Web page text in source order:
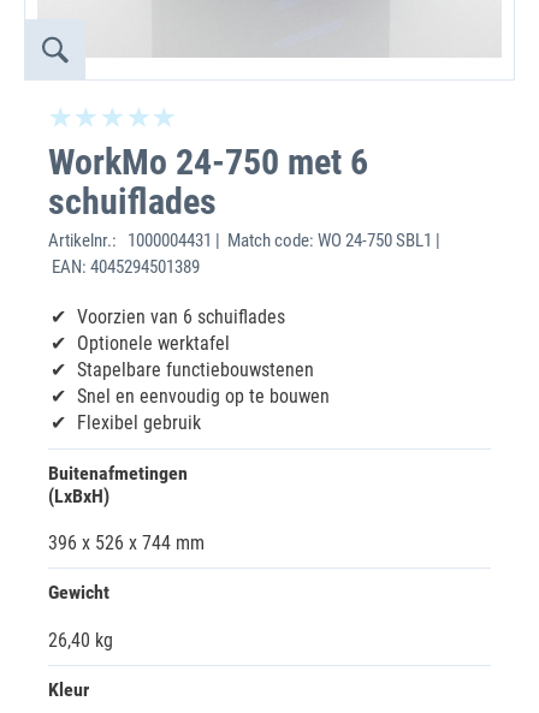
WorkMo 24-750 met 6
schuiflades
Artikelnr.:
1000004431 | Match code: WO 24-750 SBL1 |
EAN: 4045294501389
Voorzien van 6 schuiflades
Optionele werktafel
Stapelbare functiebouwstenen
Snel en eenvoudig op te bouwen
Flexibel gebruik
Buitenafmetingen
(LxBxH)
396 x 526 x 744 mm
Gewicht
26,40 kg
Kleur